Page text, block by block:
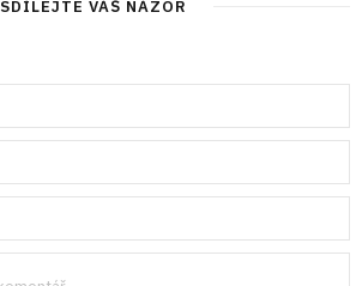
SDÍLEJTE VÁŠ NÁZOR